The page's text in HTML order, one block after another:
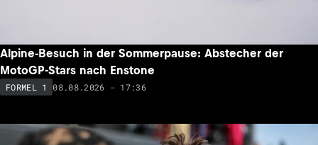
Alpine-Besuch in der Sommerpause: Abstecher der
MotoGP-Stars nach Enstone
FORMEL 1 08.08.2026 - 17:36